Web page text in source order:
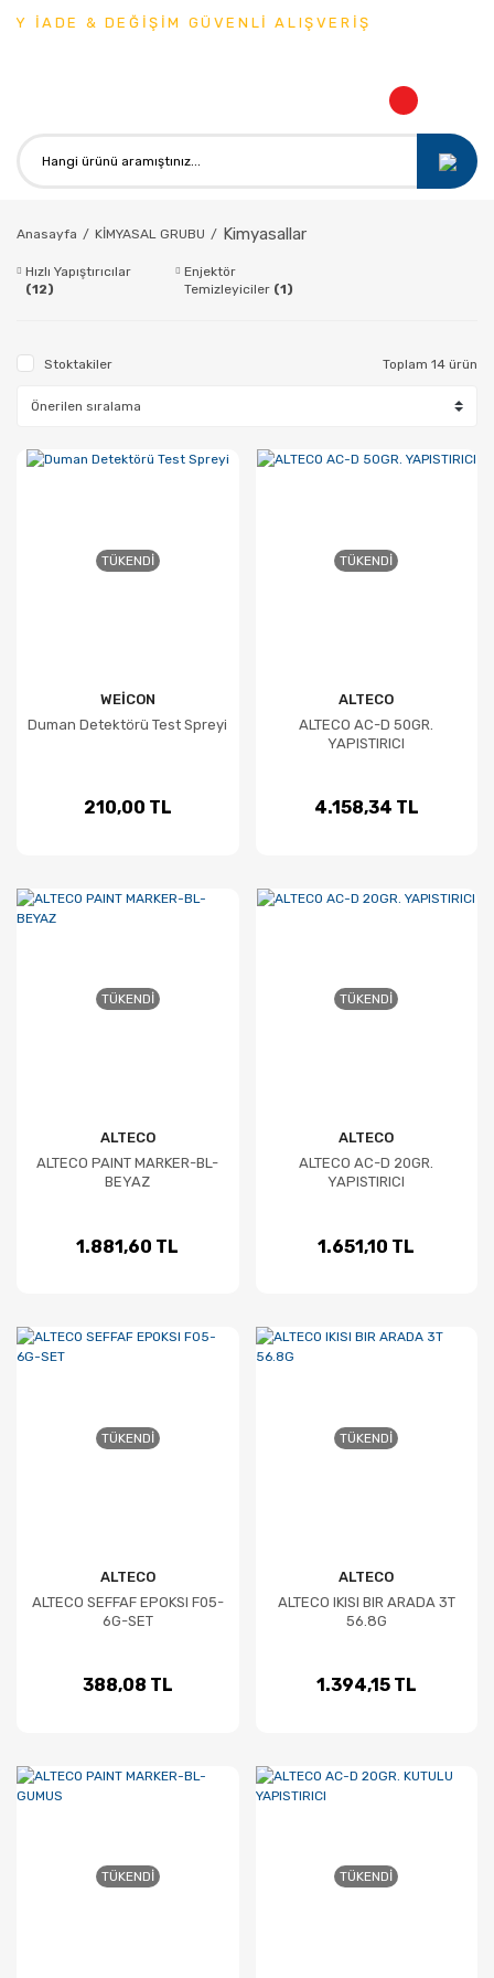
İADE & DEĞİŞİM GÜVENLİ ALIŞVERİŞ
Anasayfa KİMYASAL GRUBU Kimyasallar
Hızlı Yapıştırıcılar
(12)
Enjektör
Temizleyiciler (1)
Stoktakiler Toplam 14 ürün
TÜKENDI
WEİCON
Duman Detektörü Test Spreyi
210,00 TL
TÜKENDI
ALTECO
ALTECO AC-D 50GR.
YAPISTIRICI
4.158,34 TL
TÜKENDI
ALTECO
ALTECO PAINT MARKER-BL-
BEYAZ
1.881,60 TL
TÜKENDI
ALTECO
ALTECO AC-D 20GR.
YAPISTIRICI
1.651,10 TL
TÜKENDI
ALTECO
ALTECO SEFFAF EPOKSI F05-
6G-SET
388,08 TL
TÜKENDI
ALTECO
ALTECO IKISI BIR ARADA 3T
56.8G
1.394,15 TL
TÜKENDI TÜKENDI